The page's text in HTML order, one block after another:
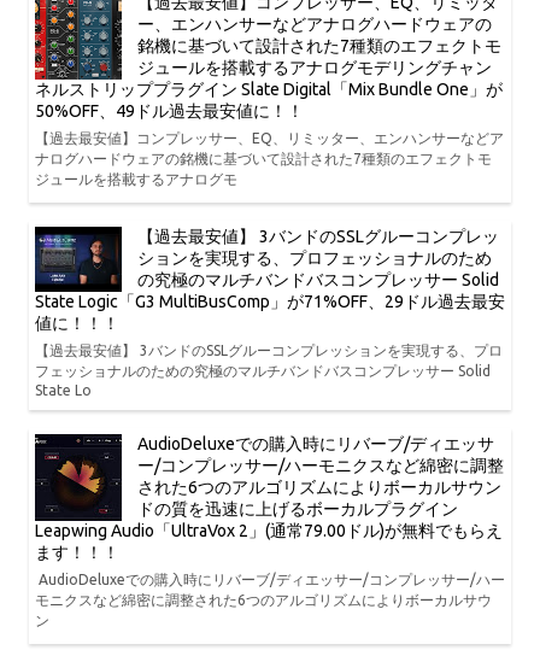
ー、エンハンサーなどアナログハードウェアの
銘機に基づいて設計された7種類のエフェクトモ
ジュールを搭載するアナログモデリングチャン
ネルストリッププラグイン Slate Digital「Mix Bundle One」が
50%OFF、49ドル過去最安値に！！
【過去最安値】コンプレッサー、EQ、リミッター、エンハンサーなどア
ナログハードウェアの銘機に基づいて設計された7種類のエフェクトモ
ジュールを搭載するアナログモ
【過去最安値】 3バンドのSSLグルーコンプレッ
ションを実現する、プロフェッショナルのため
の究極のマルチバンドバスコンプレッサー Solid
State Logic「G3 MultiBusComp」が71%OFF、29ドル過去最安
値に！！！
【過去最安値】 3バンドのSSLグルーコンプレッションを実現する、プロ
フェッショナルのための究極のマルチバンドバスコンプレッサー Solid
State Lo
AudioDeluxeでの購入時にリバーブ/ディエッサ
ー/コンプレッサー/ハーモニクスなど綿密に調整
された6つのアルゴリズムによりボーカルサウン
ドの質を迅速に上げるボーカルプラグイン
Leapwing Audio「UltraVox 2」(通常79.00ドル)が無料でもらえ
ます！！！
AudioDeluxeでの購入時にリバーブ/ディエッサー/コンプレッサー/ハー
モニクスなど綿密に調整された6つのアルゴリズムによりボーカルサウ
ン